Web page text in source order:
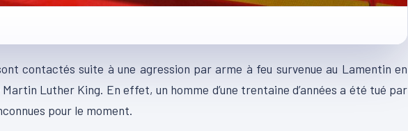
contactés suite à une agression par arme à feu survenue au Lamentin en
Luther King. En effet, un homme d’une trentaine d’années a été tué par
pour le moment.